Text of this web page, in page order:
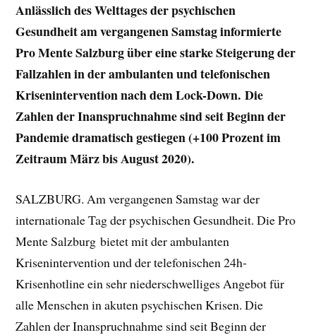
Anlässlich des Welttages der psychischen
Gesundheit am vergangenen Samstag informierte
Pro Mente Salzburg über eine starke Steigerung der
Fallzahlen in der ambulanten und telefonischen
Krisenintervention nach dem Lock-Down. Die
Zahlen der Inanspruchnahme sind seit Beginn der
Pandemie dramatisch gestiegen (+100 Prozent im
Zeitraum März bis August 2020).
SALZBURG. Am vergangenen Samstag war der
internationale Tag der psychischen Gesundheit. Die Pro
Mente Salzburg bietet mit der ambulanten
Krisenintervention und der telefonischen 24h-
Krisenhotline ein sehr niederschwelliges Angebot für
alle Menschen in akuten psychischen Krisen. Die
Zahlen der Inanspruchnahme sind seit Beginn der